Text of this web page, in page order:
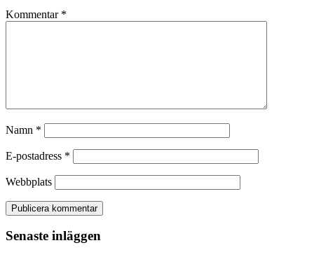
Kommentar *
Namn *
E-postadress *
Webbplats
Senaste inläggen